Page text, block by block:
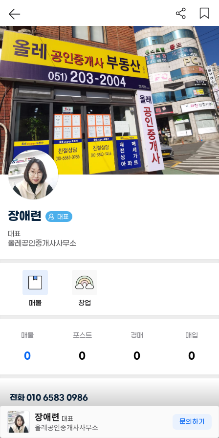
장애련 대표
대표
올레공인중개사사무소
매물 창업
매물
0
포스트
0
경매
0
매입
0
전화 010 6583 0986
정직과 신뢰로 열심히 뛰겠습니다.
다양한 물건 다량 보유
장애련 대표
올레공인중개사사무소
문의하기
이 지역 보기